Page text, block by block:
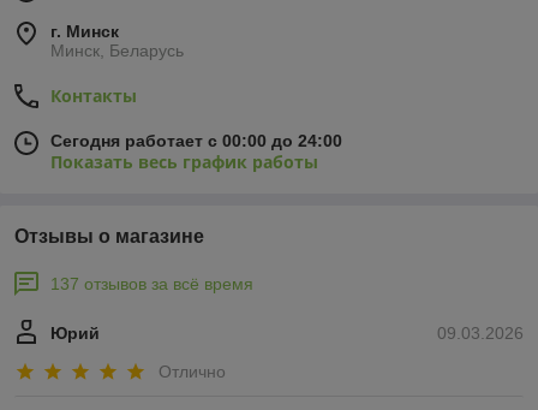
г. Минск
Минск, Беларусь
Контакты
Сегодня работает с 00:00 до 24:00
Показать весь график работы
Отзывы о магазине
137 отзывов за всё время
09.03.2026
Юрий
Отлично